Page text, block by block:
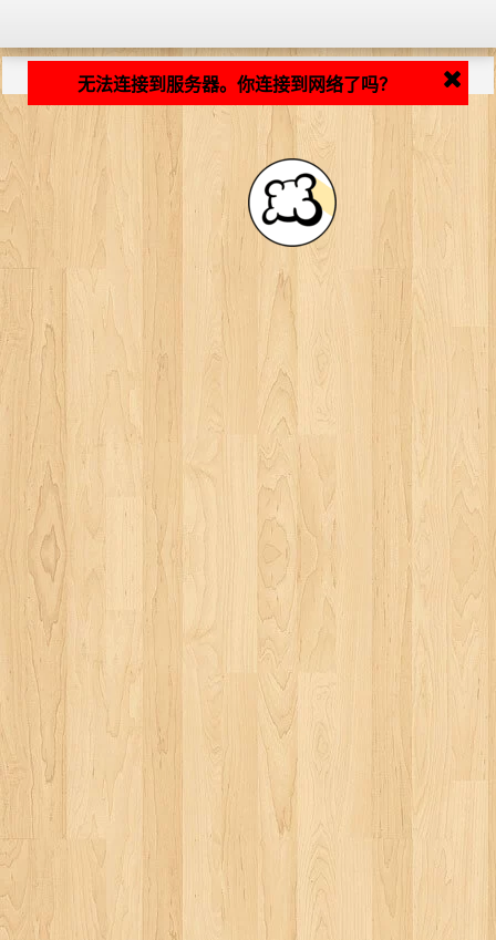
无法连接到服务器。你连接到网络了吗？
加载中... ...